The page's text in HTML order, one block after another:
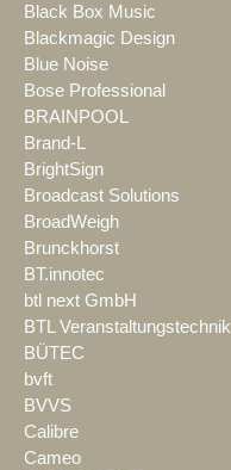
Black Box Music
Blackmagic Design
Blue Noise
Bose Professional
BRAINPOOL
Brand-L
BrightSign
Broadcast Solutions
BroadWeigh
Brunckhorst
BT.innotec
btl next GmbH
BTL Veranstaltungstechnik
BÜTEC
bvft
BVVS
Calibre
Cameo